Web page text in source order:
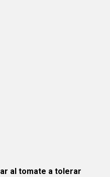
al tomate a tolerar